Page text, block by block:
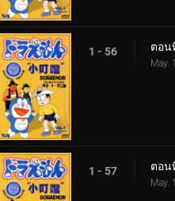
1 - 56
May.
1 - 57 ตอน
May.